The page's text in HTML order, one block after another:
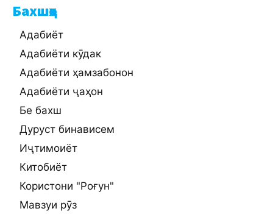
Бахшҳо
Адабиёт
Адабиёти кӯдак
Адабиёти ҳамзабонон
Адабиёти ҷаҳон
Бе бахш
Дуруст бинависем
Иҷтимоиёт
Китобиёт
Користони "Роғун"
Мавзуи рӯз